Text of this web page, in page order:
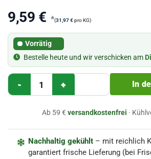
9,59 € *(31,97€pro KG)
Vorrätig
Bestelle heute und wir verschicken am
Schweinefilet geräuchert Menge In
Ab 59 € versandkostenfrei ·
Nachhaltig gekühlt – mit reichlich
garantiert frische Lieferung (bei